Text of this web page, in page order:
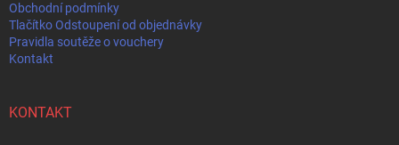
Obchodní podmínky
Tlačítko Odstoupení od objednávky
Pravidla soutěže o vouchery
Kontakt
KONTAKT